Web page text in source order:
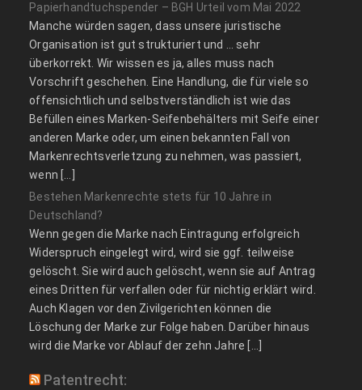
Papierhandtuchspender – BGH Urteil vom Mai 2022
Manche würden sagen, dass unsere juristische
Organisation ist gut strukturiert und … sehr
überkorrekt. Wir wissen es ja, alles muss nach
Vorschrift geschehen. Eine Handlung, die für viele so
offensichtlich und selbstverständlich ist wie das
Befüllen eines Marken-Seifenbehälters mit Seife einer
anderen Marke oder, um einen bekannten Fall von
Markenrechtsverletzung zu nehmen, was passiert,
wenn […]
Bestehen Markenrechte stets für 10 Jahre in
Deutschland?
Wenn gegen die Marke nach Eintragung erfolgreich
Widerspruch eingelegt wird, wird sie ggf. teilweise
gelöscht. Sie wird auch gelöscht, wenn sie auf Antrag
eines Dritten für verfallen oder für nichtig erklärt wird.
Auch Klagen vor den Zivilgerichten können die
Löschung der Marke zur Folge haben. Darüber hinaus
wird die Marke vor Ablauf der zehn Jahre […]
Patentrecht: